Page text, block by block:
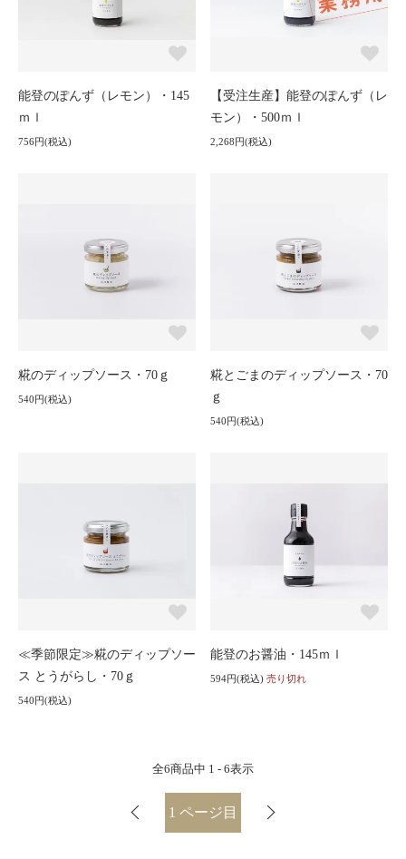
能登のぽんず（レモン）・145
ｍｌ
756円(税込)
【受注生産】能登のぽんず（レ
モン）・500ｍｌ
2,268円(税込)
糀のディップソース・70ｇ
540円(税込)
糀とごまのディップソース・70
ｇ
540円(税込)
≪季節限定≫糀のディップソー
ス とうがらし・70ｇ
540円(税込)
能登のお醤油・145ｍｌ
594円(税込) 売り切れ
全6商品中 1 - 6表示
1 ページ目